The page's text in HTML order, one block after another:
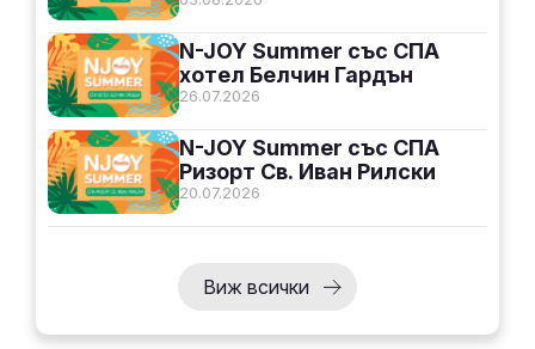
26.07.2026
N-JOY Summer със СПА
хотел Белчин Гардън
20.07.2026
N-JOY Summer със СПА
Ризорт Св. Иван Рилски
Виж всички